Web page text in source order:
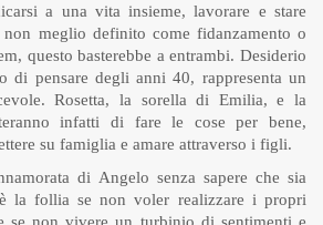
a una vita insieme, lavorare e stare
meglio definito come fidanzamento o
questo basterebbe a entrambi. Desiderio
di pensare degli anni 40, rappresenta un
Rosetta, la sorella di Emilia, e la
infatti di fare le cose per bene,
su famiglia e amare attraverso i figli.
di Angelo senza sapere che sia
la follia se non voler realizzare i propri